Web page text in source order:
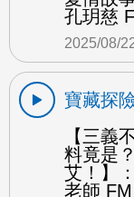
孔玥慈
2025/08/
寶藏探
【三義
料竟是
艾！】
老師 FM